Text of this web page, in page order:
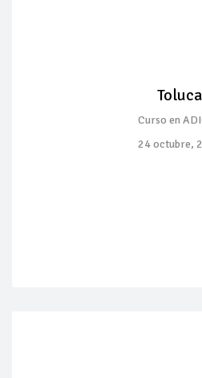
Toluca
Curso en
24 octubre,